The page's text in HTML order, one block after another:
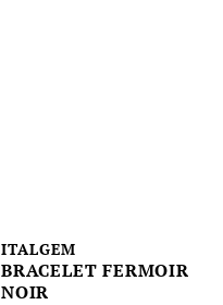
ITALGEM
BRACELET FERMOIR
NOIR